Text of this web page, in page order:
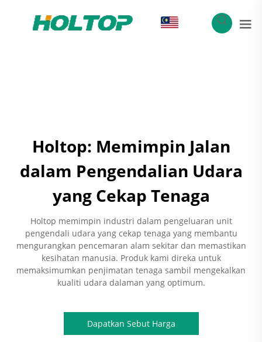
Holtop: Memimpin Jalan
dalam Pengendalian Udara
yang Cekap Tenaga
Holtop memimpin industri dalam pengeluaran unit
pengendali udara yang cekap tenaga yang membantu
mengurangkan pencemaran alam sekitar dan memastikan
kesihatan manusia. Produk kami direka untuk
memaksimumkan penjimatan tenaga sambil mengekalkan
kualiti udara dalaman yang optimum.
Dapatkan Sebut Harga